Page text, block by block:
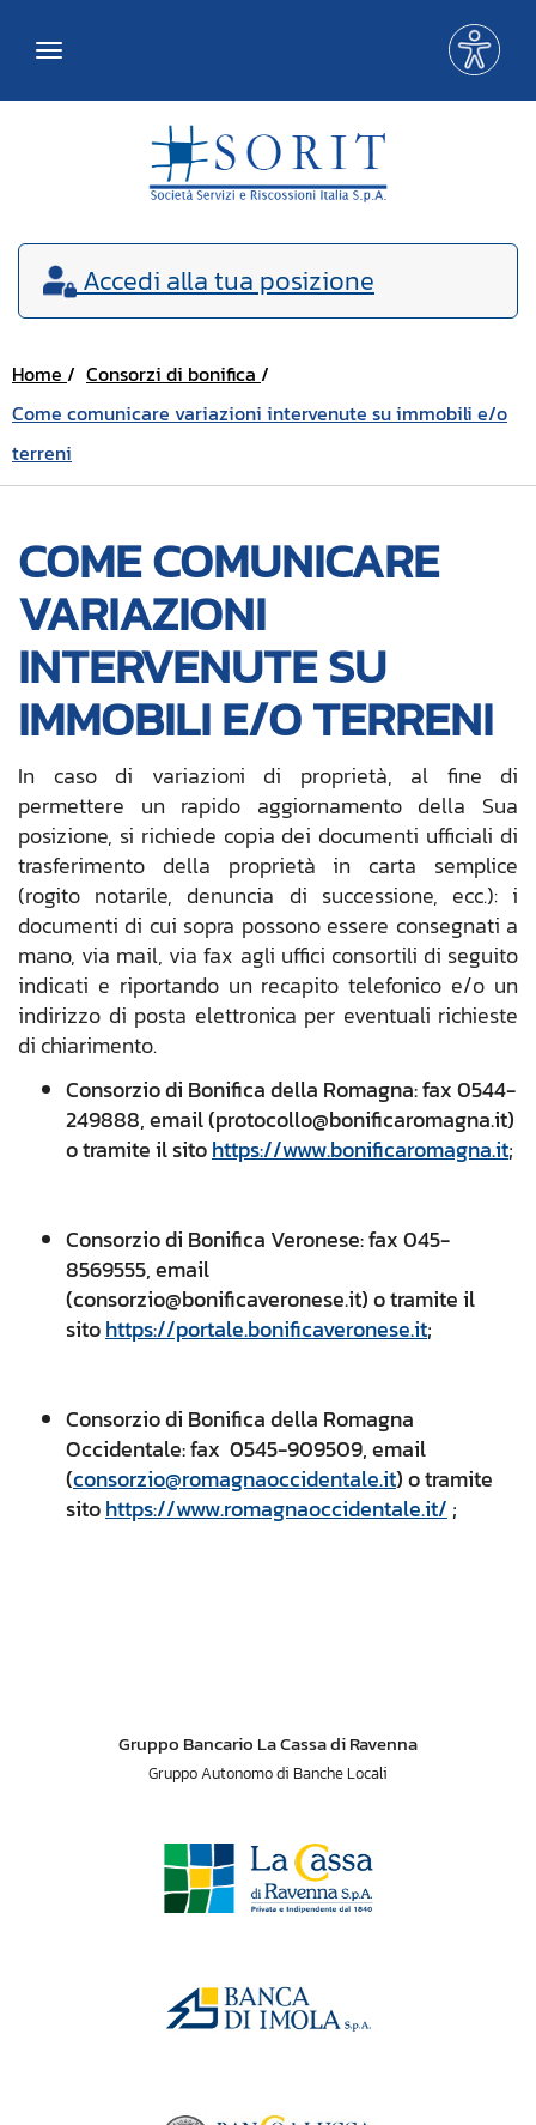
Toggle
Accedi alla tua posizione
Home
Consorzi di bonifica
Come comunicare variazioni intervenute su immobili e/o
terreni
COME COMUNICARE
VARIAZIONI
INTERVENUTE SU
IMMOBILI E/O TERRENI
In caso di variazioni di proprietà, al fine di
permettere un rapido aggiornamento della Sua
posizione, si richiede copia dei documenti ufficiali di
trasferimento della proprietà in carta semplice
(rogito notarile, denuncia di successione, ecc.): i
documenti di cui sopra possono essere consegnati a
mano, via mail, via fax agli uffici consortili di seguito
indicati e riportando un recapito telefonico e/o un
indirizzo di posta elettronica per eventuali richieste
di chiarimento.
Consorzio di Bonifica della Romagna: fax 0544-
249888, email (protocollo@bonificaromagna.it)
o tramite il sitohttps://www.bonificaromagna.it;
Consorzio di Bonifica Veronese: fax 045-
8569555, email
(consorzio@bonificaveronese.it) o tramite il
sitohttps://portale.bonificaveronese.it;
Consorzio di Bonifica della Romagna
Occidentale: fax 0545-909509, email
(consorzio@romagnaoccidentale.it) o tramite
sitohttps://www.romagnaoccidentale.it/ ;
Gruppo Bancario La Cassa di Ravenna
Gruppo Autonomo di Banche Locali